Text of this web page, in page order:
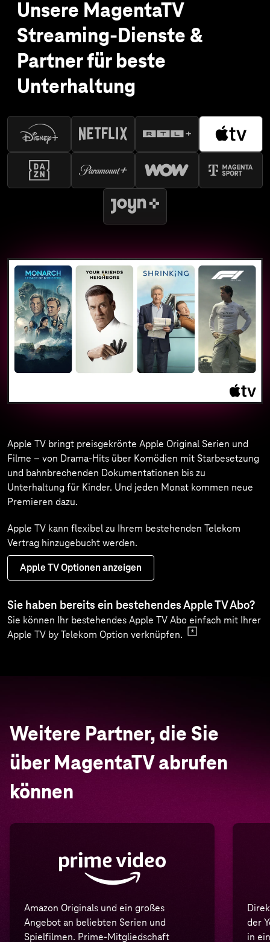
Unsere MagentaTV
Streaming-Dienste &
Partner für beste
Unterhaltung
Schauen Sie die Samstags-Konferenz der Bundesliga und
alle Sonntagsspiele live und exklusiv! Außerdem zeigt DAZN
90 % der Spiele der UEFA Champions League inklusive
Konferenz bis Juni 2027. Alle Spiele der Bundesliga –
darunter auch das Top-Spiel am Samstag – sind direkt nach
Abpfiff als Re-Live und in kompakten Highlights verfügbar.
Zusätzlich zeigt DAZN internationalen Top-Fußball mit
LaLiga, Serie A, Ligue 1 und den besten
Pokalwettbewerben mit FA Cup, Copa del Rey und
Coppa Italia. Hinzu kommt der beste Frauenfußball mit der
Serie A Femminile. Auch neben dem Fußball bietet DAZN
das breiteste Angebot an Spitzensport, u.a. Darts, UFC,
Boxen. Dazu Tour de France, Tennis, Olympische Spiele via
Weitere Partner, die Sie
über MagentaTV abrufen
können